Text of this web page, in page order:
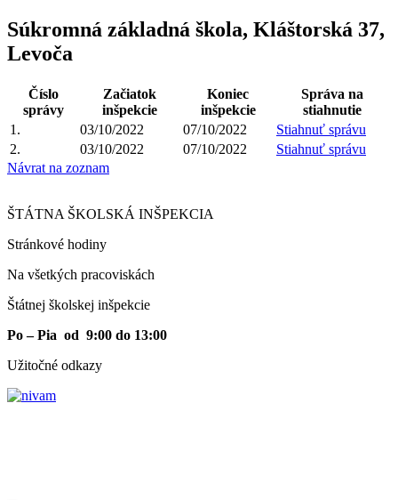
Súkromná základná škola, Kláštorská 37,
Levoča
Číslo
správy
Začiatok
inšpekcie
Koniec
inšpekcie
Správa na
stiahnutie
1.
03/10/2022 07/10/2022
Stiahnuť správu
2.
03/10/2022 07/10/2022
Stiahnuť správu
Návrat na zoznam
ŠTÁTNA ŠKOLSKÁ INŠPEKCIA
Stránkové hodiny​
Na všetkých pracoviskách
Štátnej školskej inšpekcie
Po – Pia od 9:00 do 13:00
Užitočné odkazy